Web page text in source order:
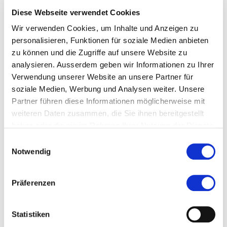
Diese Webseite verwendet Cookies
Wir verwenden Cookies, um Inhalte und Anzeigen zu
personalisieren, Funktionen für soziale Medien anbieten
zu können und die Zugriffe auf unsere Website zu
analysieren. Ausserdem geben wir Informationen zu Ihrer
Verwendung unserer Website an unsere Partner für
soziale Medien, Werbung und Analysen weiter. Unsere
Partner führen diese Informationen möglicherweise mit
weiteren Daten zusammen, die Sie ihnen bereitgestellt
Notwendig
Präferenzen
Statistiken
Empfohlen von
Bemerkung
Beilagen für die Zulassung sämtliche Dokumente,
welche als Basis für die Zulassung gelten,
Portraitfoto